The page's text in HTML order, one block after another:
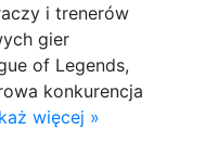
i trenerów
gier
of Legends,
konkurencja
więcej »